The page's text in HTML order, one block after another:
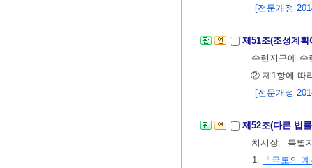
[전문개정
제51조(조성계
수련지구에
② 제1항에 따
[전문개정
제52조(다른 법
치시장ㆍ특별
1.
「국토의